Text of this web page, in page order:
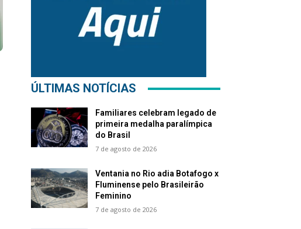
ÚLTIMAS NOTÍCIAS
Familiares celebram legado de
primeira medalha paralímpica
do Brasil
7 de agosto de 2026
Ventania no Rio adia Botafogo x
Fluminense pelo Brasileirão
Feminino
7 de agosto de 2026